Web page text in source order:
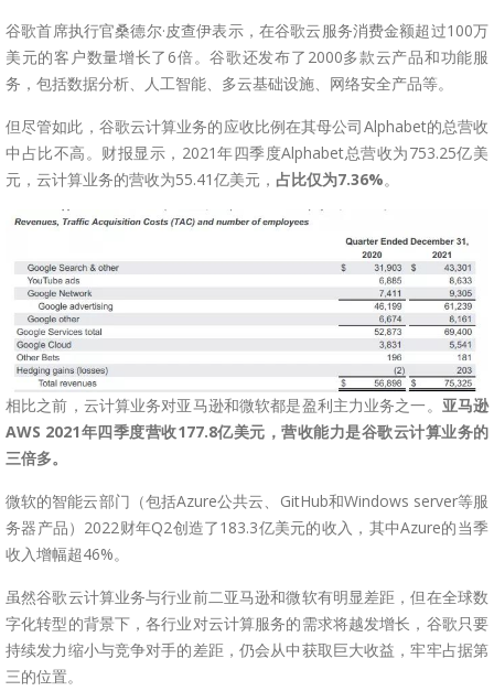
谷歌首席执行官桑德尔·皮查伊表示，在谷歌云服务消费金额超过100万
美元的客户数量增长了6倍。谷歌还发布了2000多款云产品和功能服
务，包括数据分析、人工智能、多云基础设施、网络安全产品等。
但尽管如此，谷歌云计算业务的应收比例在其母公司Alphabet的总营收
中占比不高。财报显示，2021年四季度Alphabet总营收为753.25亿美
元，云计算业务的营收为55.41亿美元， 占比仅为7.36%。
相比之前，云计算业务对亚马逊和微软都是盈利主力业务之一。 亚马逊
AWS 2021年四季度营收177.8亿美元，营收能力是谷歌云计算业务的
三倍多。
微软的智能云部门（包括Azure公共云、GitHub和Windows server等服
务器产品）2022财年Q2创造了183.3亿美元的收入，其中Azure的当季
收入增幅超46%。
虽然谷歌云计算业务与行业前二亚马逊和微软有明显差距，但在全球数
字化转型的背景下，各行业对云计算服务的需求将越发增长，谷歌只要
持续发力缩小与竞争对手的差距，仍会从中获取巨大收益，牢牢占据第
三的位置。